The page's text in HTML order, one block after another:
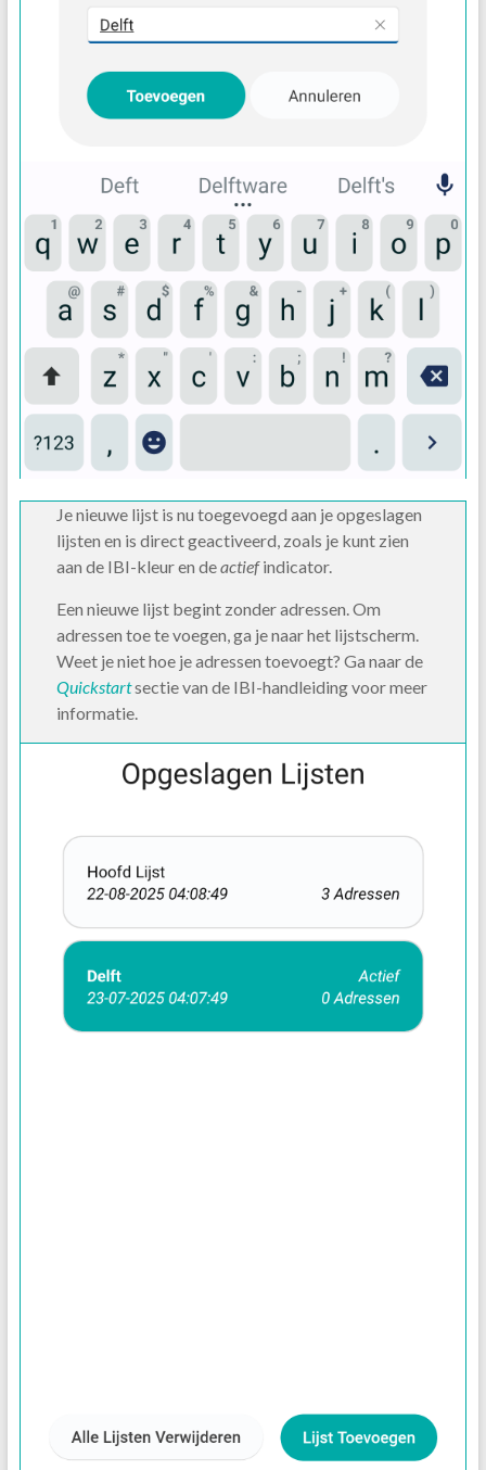
Je nieuwe lijst is nu toegevoegd aan je opgeslagen
lijsten en is direct geactiveerd, zoals je kunt zien
aan de IBI-kleur en deactiefindicator.
Een nieuwe lijst begint zonder adressen. Om
adressen toe te voegen, ga je naar het lijstscherm.
Weet je niet hoe je adressen toevoegt? Ga naar de
Quickstartsectie van de IBI-handleiding voor meer
informatie.